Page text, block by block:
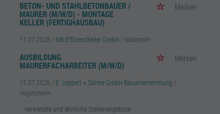
BETON- UND STAHLBETONBAUER /
MAURER (M/W/D) - MONTAGE
KELLER (FERTIGHAUSBAU)
Merken
11.07.2026 / MB Effizienzkeller GmbH / Waldmohr
AUSBILDUNG
MAURERFACHARBEITER (M/W/D)
Merken
15.07.2026 / E. Leppert + Söhne GmbH Bauunternehmung /
Hügelsheim
verwandte und ähnliche Stellenangebote